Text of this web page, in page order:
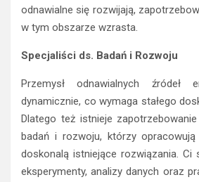
odnawialne się rozwijają,
w tym obszarze wzrasta.
Specjaliści ds. Badań i Rozwoju
Przemysł odnawialnych źródeł
dynamicznie, co wymaga stałego
Dlatego też istnieje
badań i rozwoju, którzy
doskonalą istniejące rozwiązania. Ci
eksperymenty, analizy danych oraz